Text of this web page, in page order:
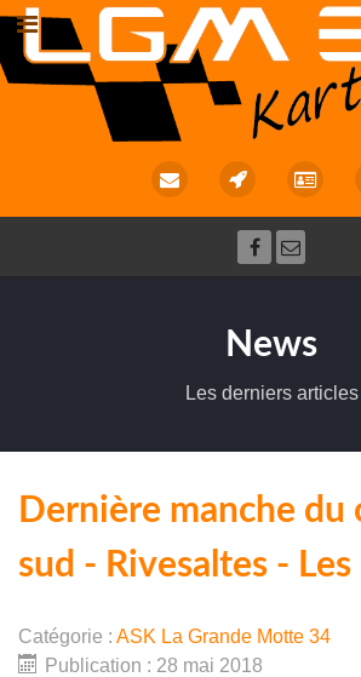
News
Les derniers articles
Dernière manche du
sud - Rivesaltes -
Catégorie : ASK La Grande Motte 34
Publication : 28 mai 2018